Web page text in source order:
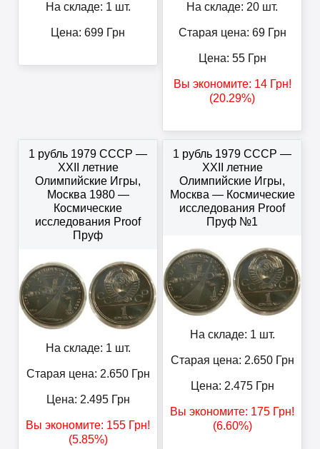
На складе: 1 шт.
Цена: 699 Грн
На складе: 20 шт.
Старая цена: 69Грн
Цена: 55Грн
Вы экономите: 14Грн!
(20.29%)
1 рубль 1979 СССР —
XXII летние
Олимпийские Игры,
Москва 1980 —
Космические
исследования Proof
Пруф
На складе: 1 шт.
Старая цена: 2.650Грн
Цена: 2.495Грн
Вы экономите: 155 Грн!
(5.85%)
1 рубль 1979 СССР —
XXII летние
Олимпийские Игры,
Москва — Космические
исследования Proof
Пруф №1
На складе: 1 шт.
Старая цена: 2.650Грн
Цена: 2.475Грн
Вы экономите: 175 Грн!
(6.60%)